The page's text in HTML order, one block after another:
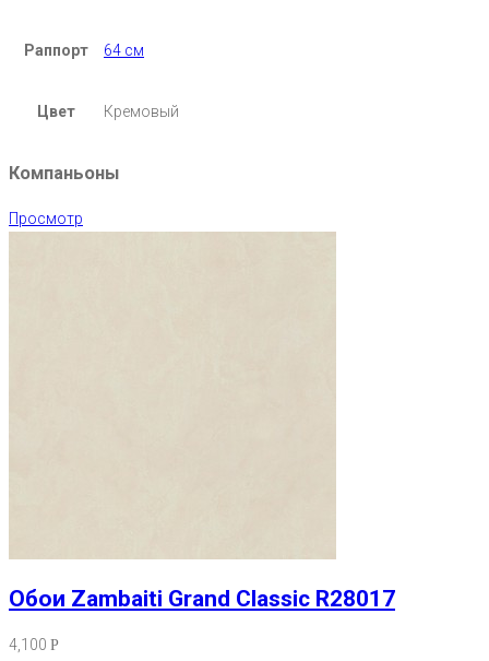
Раппорт 64 см
Цвет Кремовый
Компаньоны
Просмотр
Обои Zambaiti Grand Classic R28017
4,100 Р